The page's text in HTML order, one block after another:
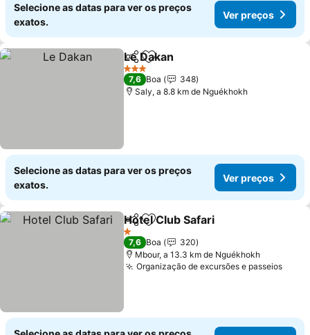
Selecione as datas para ver os preços
exatos.
Ver preços
PartilharAdicionar aos favoritos
Le Dakan
3 Estrelas
7,6 Boa
348
Saly, a 8.8 km de Nguékhokh
Selecione as datas para ver os preços
exatos.
Ver preços
PartilharAdicionar aos favoritos
Hotel Club Safari
1 Estrelas
7,6 Boa
320
Mbour, a 13.3 km de Nguékhokh
Organização de excursões e passeios